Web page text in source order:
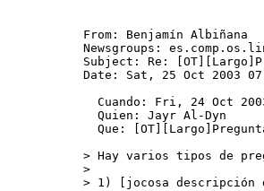
From: Benjamín Albiñana
Newsgroups:
Subject: Re:
Date: Sat, 25 Oct 2003
Cuando: Fri, 24 Oct
  Quien: Jayr Al-Dyn
Que:
> Hay varios tipos de
>
> 1) [jocosa descripción